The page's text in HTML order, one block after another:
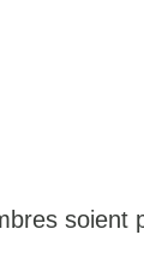
soient